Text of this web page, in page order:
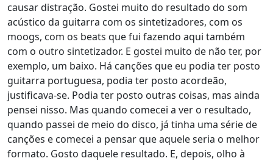
causar distração. Gostei muito do resultado do som
acústico da guitarra com os sintetizadores, com os
moogs, com os beats que fui fazendo aqui também
com o outro sintetizador. E gostei muito de não ter, por
exemplo, um baixo. Há canções que eu podia ter posto
guitarra portuguesa, podia ter posto acordeão,
justificava-se. Podia ter posto outras coisas, mas ainda
pensei nisso. Mas quando comecei a ver o resultado,
quando passei de meio do disco, já tinha uma série de
canções e comecei a pensar que aquele seria o melhor
formato. Gosto daquele resultado. E, depois, olho à